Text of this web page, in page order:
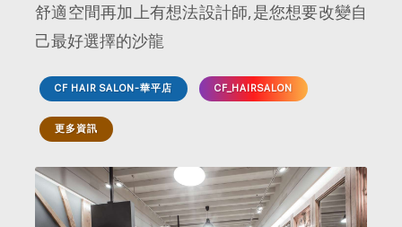
舒適空間再加上有想法設計師,是您想要改變自
己最好選擇的沙龍
CF HAIR SALON-華平店 CF_HAIRSALON
更多資訊